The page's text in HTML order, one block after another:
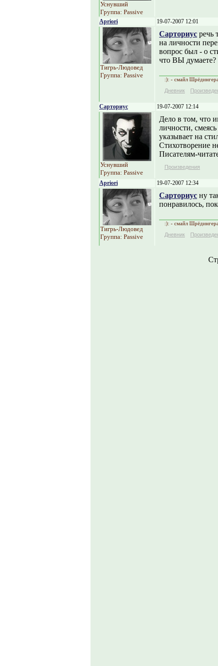
Уснувший
Группа: Passive
Apriori 19-07-2007 12:01
Тигрь-Людовед
Группа: Passive
Сарториус речь
на личности
вопрос был - о
что ВЫ думаете?
:): - смайл
Дневник
Сарториус 19-07-2007 12:14
Уснувший
Группа: Passive
Дело в том, что
личности,
указывает на
Стихотворение
Писателям-
Произведения
Apriori 19-07-2007 12:34
Тигрь-Людовед
Группа: Passive
Сарториус ну
понравилось,
:): - смайл
Дневник